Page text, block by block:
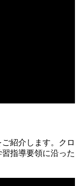
紹介します。クロ
指導要領に沿った